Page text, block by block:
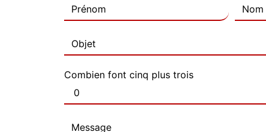
Combien font cinq plus trois